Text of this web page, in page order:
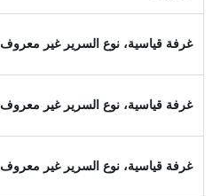
غرفة قياسية، نوع السرير غير معروف
غرفة قياسية، نوع السرير غير معروف
غرفة قياسية، نوع السرير غير معروف